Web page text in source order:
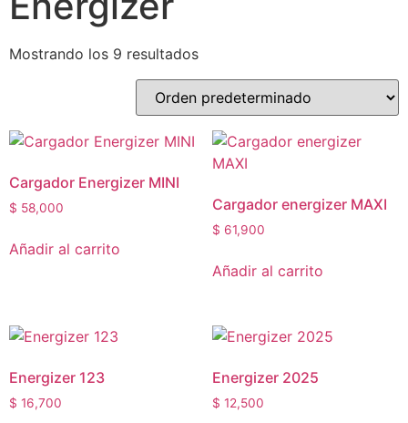
Mostrando los 9 resultados
Cargador Energizer MINI
$ 58,000
Añadir al carrito
Cargador energizer MAXI
$ 61,900
Añadir al carrito
Energizer 123
$ 16,700
Energizer 2025
$ 12,500